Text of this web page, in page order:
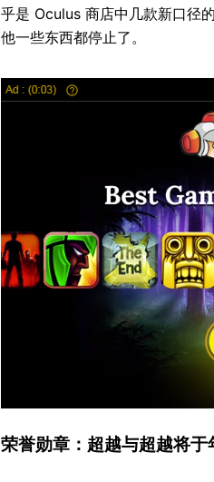
乎是 Oculus 商店中几款新口径
他一些东西都停止了。
荣誉勋章：超越与超越将